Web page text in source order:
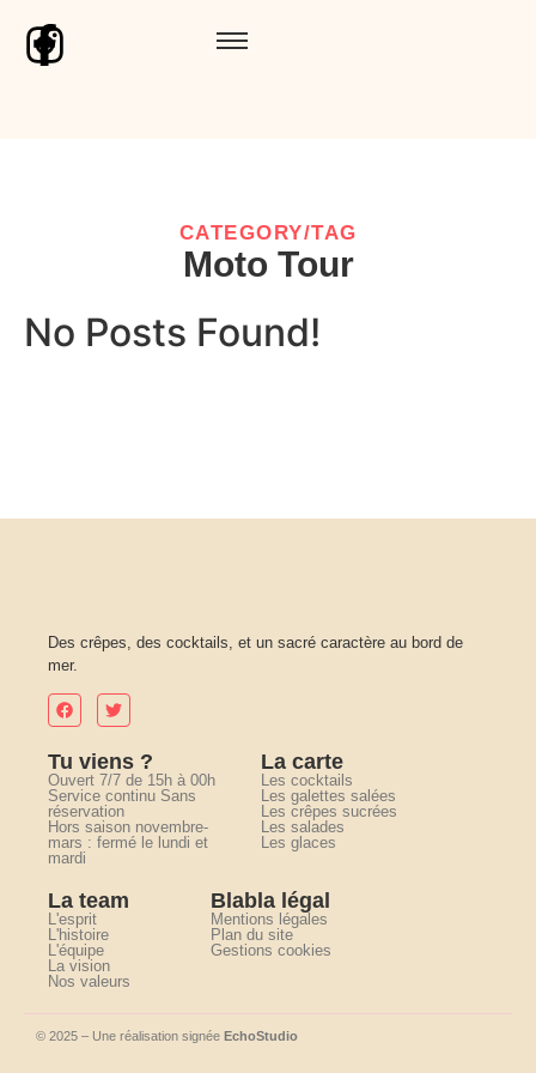
CATEGORY/TAG
Moto Tour
No Posts Found!
Des crêpes, des cocktails, et un sacré caractère au bord de
mer.
Tu viens ?
Ouvert 7/7 de 15h à 00h
Service continu Sans
réservation
Hors saison novembre-
mars : fermé le lundi et
mardi
La carte
Les cocktails
Les galettes salées
Les crêpes sucrées
Les salades
Les glaces
La team
L'esprit
L'histoire
L'équipe
La vision
Nos valeurs
Blabla légal
Mentions légales
Plan du site
Gestions cookies
© 2025 – Une réalisation signée EchoStudio